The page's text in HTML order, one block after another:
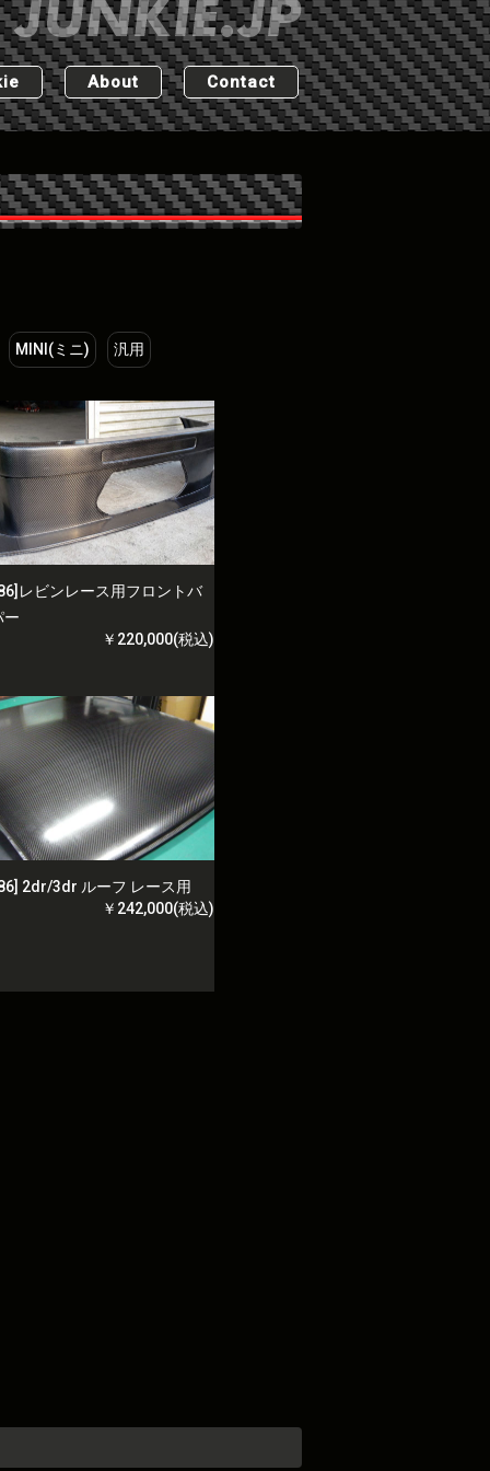
About Contact
MINI(ミニ) 汎用
レビンレース用フロントバ
ー
￥220,000(税込)
2dr/3dr ルーフ レース用
￥242,000(税込)